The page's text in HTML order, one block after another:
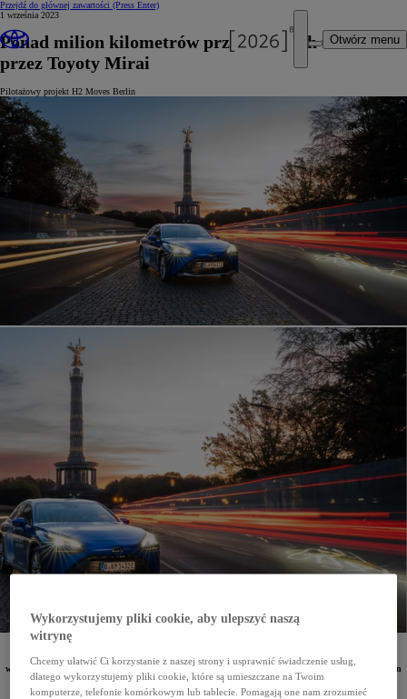
Przejdź do głównej zawartości (Press Enter)
Otwórz menu
1 września 2023
Ponad milion kilometrów przejechanych w Berlinie
przez Toyoty Mirai
Pilotażowy projekt H2 Moves Berlin
transportu wodorowego w Niemczech, w którym biorą udział Toyoty Mirai. Wodorowe sedany
wykonały już ponad 100 tys. kursów z pasażerami po Berlinie i przejechały łącznie już ponad milion
kilometrów.
Wykorzystujemy pliki cookie, aby ulepszyć naszą
witrynę
Chcemy ułatwić Ci korzystanie z naszej strony i usprawnić świadczenie usług,
dlatego wykorzystujemy pliki cookie, które są umieszczane na Twoim
komputerze, telefonie komórkowym lub tablecie. Pomagają one nam zrozumieć